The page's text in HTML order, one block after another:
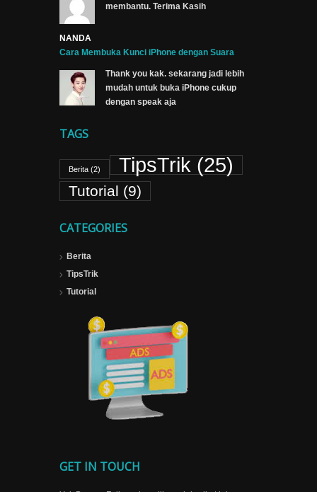
membantu. Terima Kasih
NANDA
Cara Membuka Kunci iPhone dengan Suara
Thank you kak. sekarang jadi lebih
mudah untuk buka iPhone cukup
dengan speak aja
TAGS
Berita (2) TipsTrik (25)
Tutorial (9)
CATEGORIES
Berita
TipsTrik
Tutorial
GET IN TOUCH